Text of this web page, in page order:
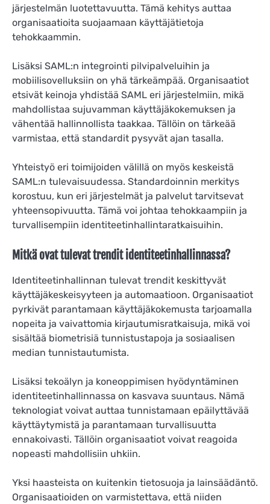
järjestelmän luotettavuutta. Tämä kehitys auttaa
organisaatioita suojaamaan käyttäjätietoja
tehokkaammin.
Lisäksi SAML:n integrointi pilvipalveluihin ja
mobiilisovelluksiin on yhä tärkeämpää. Organisaatiot
etsivät keinoja yhdistää SAML eri järjestelmiin, mikä
mahdollistaa sujuvamman käyttäjäkokemuksen ja
vähentää hallinnollista taakkaa. Tällöin on tärkeää
varmistaa, että standardit pysyvät ajan tasalla.
Yhteistyö eri toimijoiden välillä on myös keskeistä
SAML:n tulevaisuudessa. Standardoinnin merkitys
korostuu, kun eri järjestelmät ja palvelut tarvitsevat
yhteensopivuutta. Tämä voi johtaa tehokkaampiin ja
turvallisempiin identiteetinhallintaratkaisuihin.
Mitkä ovat tulevat trendit identiteetinhallinnassa?
Identiteetinhallinnan tulevat trendit keskittyvät
käyttäjäkeskeisyyteen ja automaatioon. Organisaatiot
pyrkivät parantamaan käyttäjäkokemusta tarjoamalla
nopeita ja vaivattomia kirjautumisratkaisuja, mikä voi
sisältää biometrisiä tunnistustapoja ja sosiaalisen
median tunnistautumista.
Lisäksi tekoälyn ja koneoppimisen hyödyntäminen
identiteetinhallinnassa on kasvava suuntaus. Nämä
teknologiat voivat auttaa tunnistamaan epäilyttävää
käyttäytymistä ja parantamaan turvallisuutta
ennakoivasti. Tällöin organisaatiot voivat reagoida
nopeasti mahdollisiin uhkiin.
Yksi haasteista on kuitenkin tietosuoja ja lainsäädäntö.
Organisaatioiden on varmistettava, että niiden